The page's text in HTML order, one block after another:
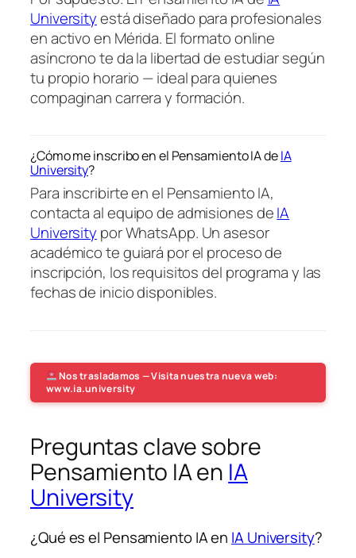
Universityestá diseñado para profesionales
en activo en Mérida. El formato online
asíncrono te da la libertad de estudiar según
tu propio horario — ideal para quienes
compaginan carrera y formación.
¿Cómo me inscribo en el Pensamiento IA deIA
University?
Para inscribirte en el Pensamiento IA,
contacta al equipo de admisiones deIA
University por WhatsApp. Un asesor
académico te guiará por el proceso de
inscripción, los requisitos del programa y las
fechas de inicio disponibles.
Nos trasladamos — Visita nuestra nueva web:
www.ia.university
Preguntas clave sobre
Pensamiento IA en IA
University
¿Qué es el Pensamiento IA en IA University?